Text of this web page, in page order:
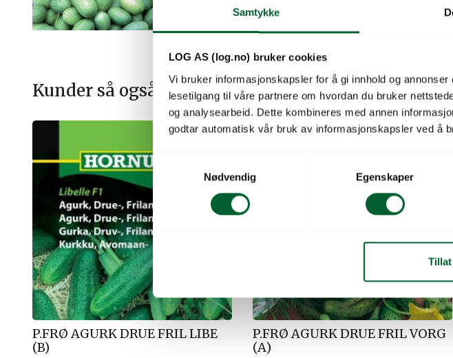
Samtykke
LOG AS (log.no) bruker cookies
Vi bruker informasjonskapsler for å gi innhold og
lesetilgang til våre partnere om hvordan du bruker
og analysearbeid. Dette kombineres med annen
godtar automatisk vår bruk av informasjonskapsler ved å
t
y
k
k
v
a
Nødvendig Egenskaper
Kunder så også på
P.FRØ AGURK DRUE FRIL LIBE
(B)
P.FRØ AGURK DRUE FRIL VORG
(A)